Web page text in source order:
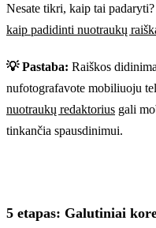
Nesate tikri, kaip tai
kaip padidinti nuotraukų
💡 Pastaba: Raiškos
nufotografavote mobiliuoju
nuotraukų redaktorius gali
tinkančia spausdinimui.
5 etapas: Galutiniai